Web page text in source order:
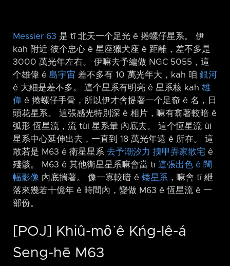
Messier 63 是 tī 北天一个足光 ê 捲螺仔星系。 伊
kah 附近 彼个忠心 ê 星座獵犬座 ê 距離，差不多是
3000 萬光年左右。 伊嘛去予編做 NGC 5055，這
个雄偉 ê 島宇宙 差不多有 10 萬光年大，kah 咱 銀河
ê 大細是差不多。 這个星系有明亮 ê 星系核 kah 雄
偉 ê 捲螺仔手骨，所以伊才會提著一个足奅 ê 名，日
頭花星系。 這張感光特別深 ê 相片，嘛有翕著較暗 ê
弧形 恆星流，流 tùi 星系暈 內底去。 這个恆星流 ùi
星系中心延伸出去，一直到 18 萬光年遠 ê 所在。 這
敢若是 M63 ê 衛星星系 去予潮汐力 搝甲弄家散宅 ê
殘骸。 M63 ê 其他衛星星系嘛會當 tī 這張出色 ê 闊
幅影像 內底揣著。 像一寡較暗 ê 矮星系 ，嘛會 tī 紲
落來幾若十億年 ê 時間內，變做 M63 ê 恆星流 ê 一
部份。
[POJ] Khiû-mô͘ ê Kńg-lê-á
Seng-hē M63